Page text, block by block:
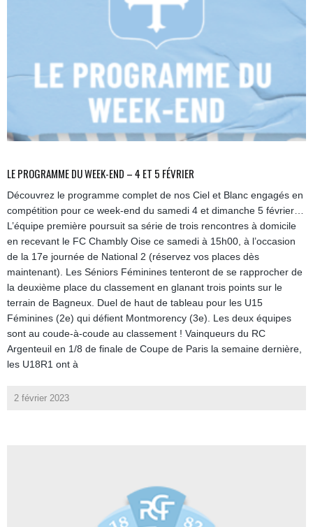
LE PROGRAMME DU WEEK-END – 4 ET 5 FÉVRIER
Découvrez le programme complet de nos Ciel et Blanc engagés en
compétition pour ce week-end du samedi 4 et dimanche 5 février…
L’équipe première poursuit sa série de trois rencontres à domicile
en recevant le FC Chambly Oise ce samedi à 15h00, à l’occasion
de la 17e journée de National 2 (réservez vos places dès
maintenant). Les Séniors Féminines tenteront de se rapprocher de
la deuxième place du classement en glanant trois points sur le
terrain de Bagneux. Duel de haut de tableau pour les U15
Féminines (2e) qui défient Montmorency (3e). Les deux équipes
sont au coude-à-coude au classement ! Vainqueurs du RC
Argenteuil en 1/8 de finale de Coupe de Paris la semaine dernière,
les U18R1 ont à
2 février 2023